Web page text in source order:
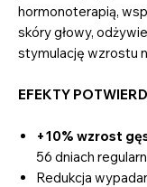
hormonoterapią,
skóry głowy,
stymulację wzrostu
EFEKTY
+10% wzrost
56 dniach
Redukcja